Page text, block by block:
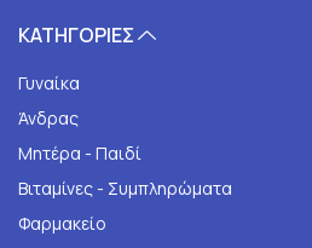
ΚΑΤΗΓΟΡΙΕΣ
Γυναίκα
Άνδρας
Μητέρα - Παιδί
Βιταμίνες - Συμπληρώματα
Φαρμακείο